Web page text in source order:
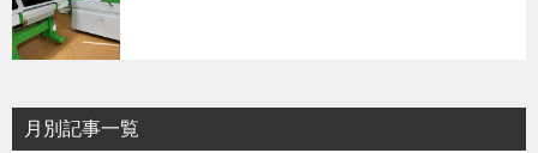
月別記事一覧